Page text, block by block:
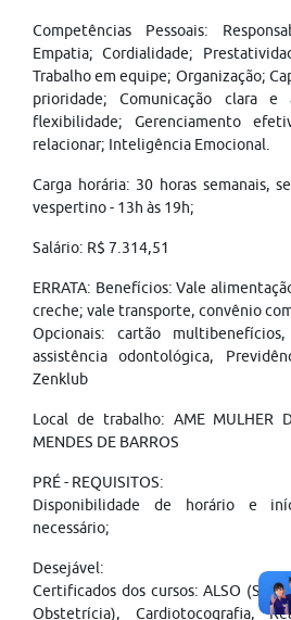
Competências Pessoais:
Empatia; Cordialidade;
Trabalho em equipe; Organização;
prioridade; Comunicação clara e
flexibilidade; Gerenciamento
relacionar; Inteligência Emocional.
Carga horária: 30 horas semanais,
vespertino - 13h às 19h;
Salário: R$ 7.314,51
ERRATA: Benefícios: Vale
creche; vale transporte, convênio
Opcionais: cartão
assistência odontológica,
Zenklub
Local de trabalho: AME MULHER
MENDES DE BARROS
PRÉ - REQUISITOS:
Disponibilidade de horário e
necessário;
Desejável:
Certificados dos cursos: ALSO
Obstetrícia), Cardiotocografia,